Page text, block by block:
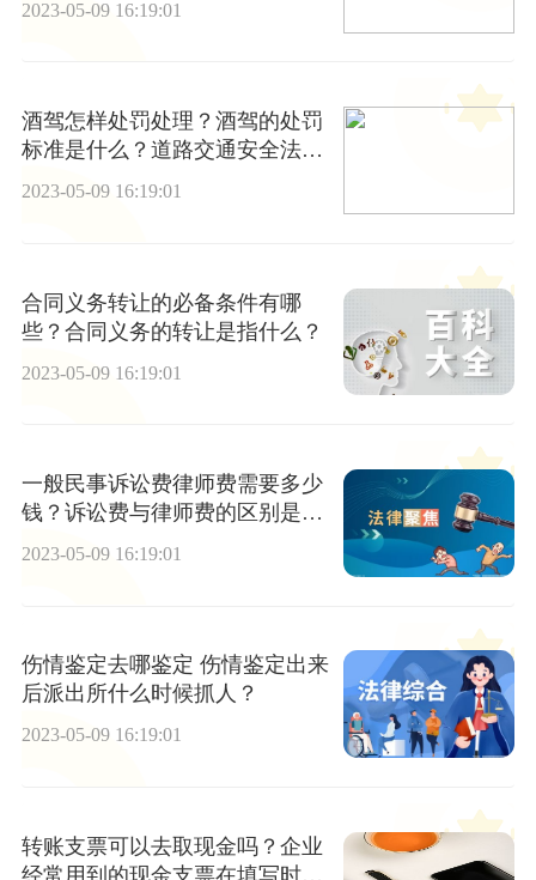
2023-05-09 16:19:01
酒驾怎样处罚处理？酒驾的处罚
标准是什么？道路交通安全法第
九十一条内容
2023-05-09 16:19:01
合同义务转让的必备条件有哪
些？合同义务的转让是指什么？
2023-05-09 16:19:01
一般民事诉讼费律师费需要多少
钱？诉讼费与律师费的区别是什
么？
2023-05-09 16:19:01
伤情鉴定去哪鉴定 伤情鉴定出来
后派出所什么时候抓人？
2023-05-09 16:19:01
转账支票可以去取现金吗？企业
经常用到的现金支票在填写时有